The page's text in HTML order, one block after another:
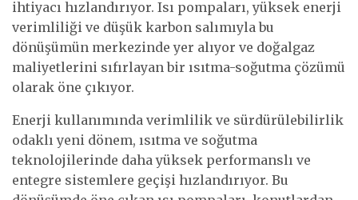
ihtiyacı hızlandırıyor. Isı pompaları, yüksek enerji
verimliliği ve düşük karbon salımıyla bu
dönüşümün merkezinde yer alıyor ve doğalgaz
maliyetlerini sıfırlayan bir ısıtma-soğutma çözümü
olarak öne çıkıyor.
Enerji kullanımında verimlilik ve sürdürülebilirlik
odaklı yeni dönem, ısıtma ve soğutma
teknolojilerinde daha yüksek performanslı ve
entegre sistemlere geçişi hızlandırıyor. Bu